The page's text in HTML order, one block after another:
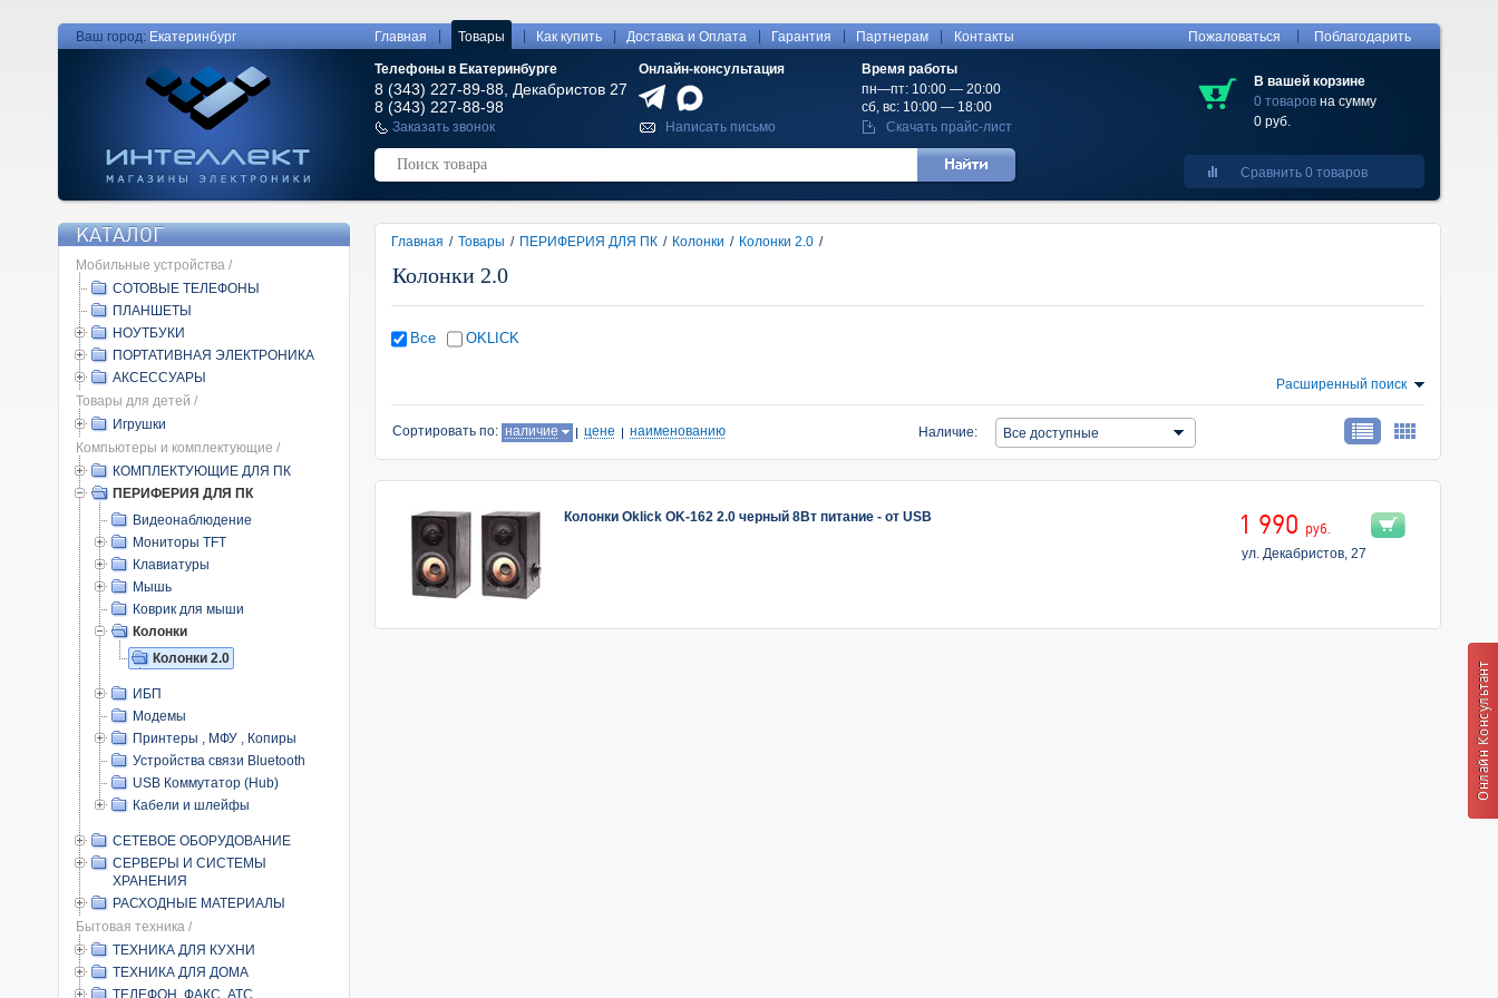
Ваш город: Екатеринбург Главная Товары Как купить Доставка и Оплата Гарантия Партнерам Контакты
Телефоны в Екатеринбурге
8 (343) 227-89-88, Декабристов 27
8 (343) 227-88-98
Онлайн-консультация
Время работы
пн—пт: 10:00 — 20:00
сб, вс: 10:00 — 18:00
Заказать звонок
Написать письмо Скачать прайс-лист
Пожаловаться Поблагодарить
В вашей корзине
0 товаров на сумму
0 руб.
Сравнить 0 товаров
КАТАЛОГ
Мобильные устройства /
СОТОВЫЕ ТЕЛЕФОНЫ
ПЛАНШЕТЫ
НОУТБУКИ
ПОРТАТИВНАЯ ЭЛЕКТРОНИКА
АКСЕССУАРЫ
Товары для детей /
Игрушки
Компьютеры и комплектующие /
КОМПЛЕКТУЮЩИЕ ДЛЯ ПК
ПЕРИФЕРИЯ ДЛЯ ПК
Видеонаблюдение
Мониторы TFT
Клавиатуры
Мышь
Коврик для мыши
Колонки
Колонки 2.0
ИБП
Модемы
Принтеры , МФУ , Копиры
Устройства связи Bluetooth
USB Коммутатор (Hub)
Кабели и шлейфы
СЕТЕВОЕ ОБОРУДОВАНИЕ
СЕРВЕРЫ И СИСТЕМЫ
ХРАНЕНИЯ
РАСХОДНЫЕ МАТЕРИАЛЫ
Бытовая техника /
ТЕХНИКА ДЛЯ КУХНИ
ТЕХНИКА ДЛЯ ДОМА
ТЕЛЕФОН, ФАКС, АТС
Главная / Товары / ПЕРИФЕРИЯ ДЛЯ ПК / Колонки / Колонки 2.0 /
Колонки 2.0
Все OKLICK
Расширенный поиск
Сортировать по: наличие цене наименованию Наличие: Все доступные
Колонки Oklick OK-162 2.0 черный 8Вт питание - от USB 1 990 руб.
ул. Декабристов, 27